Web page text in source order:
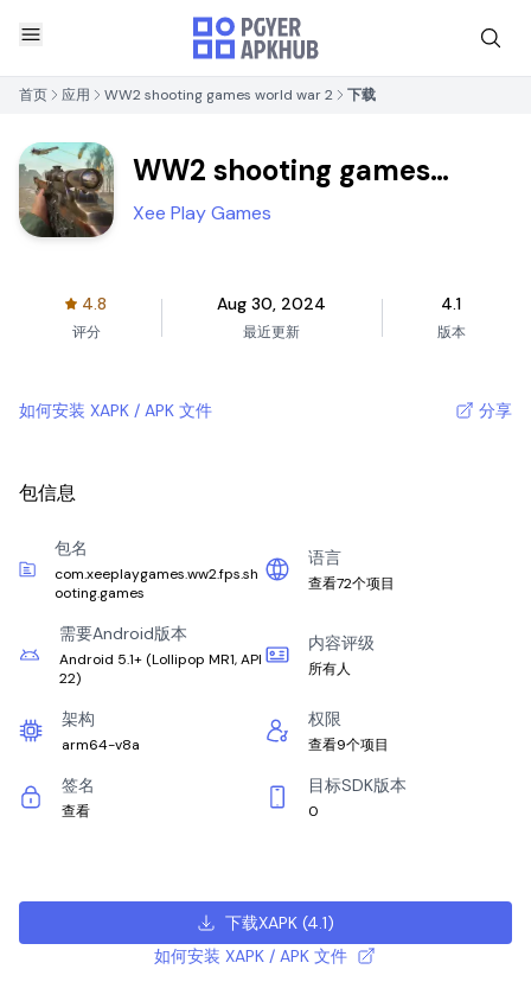
首页 应用 WW2 shooting games world war 2 下载
WW2 shooting games
world war 2
Xee Play Games
4.8
评分
Aug 30, 2024
最近更新
4.1
版本
如何安装 XAPK / APK 文件 分享
包信息
包名
com.xeeplaygames.ww2.fps.sh
ooting.games
语言
查看72个项目
需要Android版本
Android 5.1+ (Lollipop MR1, API
22)
内容评级
所有人
架构
arm64-v8a
权限
查看9个项目
签名
查看
目标SDK版本
0
下载XAPK(4.1)
如何安装 XAPK / APK 文件